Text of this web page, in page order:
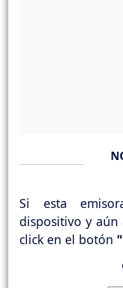
Si esta
dispositivo y aún
click en el botón